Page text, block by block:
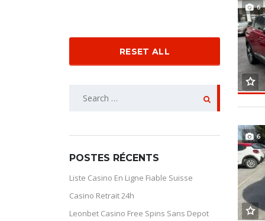
RESET ALL
SEARCH
POSTES RÉCENTS
Liste Casino En Ligne Fiable Suisse
Casino Retrait 24h
Leonbet Casino Free Spins Sans Depot
6
6